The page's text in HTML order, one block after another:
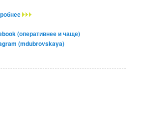
(оперативнее и чаще)
(mdubrovskaya)